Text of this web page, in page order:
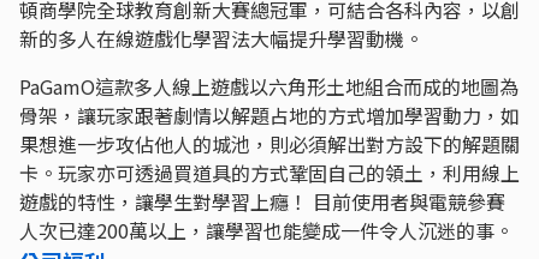
頓商學院全球教育創新大賽總冠軍，可結合各科內容，以創
新的多人在線遊戲化學習法大幅提升學習動機。
PaGamO這款多人線上遊戲以六角形土地組合而成的地圖為
骨架，讓玩家跟著劇情以解題占地的方式增加學習動力，如
果想進一步攻佔他人的城池，則必須解出對方設下的解題關
卡。玩家亦可透過買道具的方式鞏固自己的領土，利用線上
遊戲的特性，讓學生對學習上癮！ 目前使用者與電競參賽
人次已達200萬以上，讓學習也能變成一件令人沉迷的事。